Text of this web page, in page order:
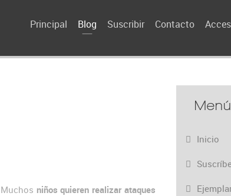
Principal Blog Suscribir Contacto
. Muchos niños quieren realizar ataques
Inicio